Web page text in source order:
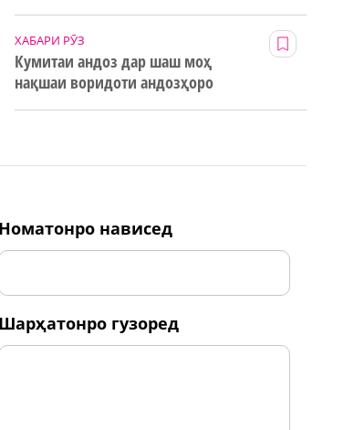
ХАБАРИ РӮЗ
Кумитаи андоз дар шаш моҳ
нақшаи воридоти андозҳоро
номатонро нависед
шарҳатонро гузоред